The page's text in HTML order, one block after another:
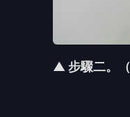
▲ 步驟二。（